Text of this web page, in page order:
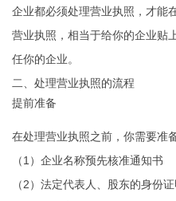
企业都必须处理营业执照，才能
营业执照，相当于给你的企业贴
任你的企业。
二、处理营业执照的流程
提前准备
在处理营业执照之前，你需要准
（1）企业名称预先核准通知书
（2）法定代表人、股东的身份证